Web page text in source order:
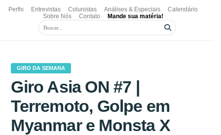
Perfis Entrevistas Colunistas Análises & Especiais
Calendário
Sobre Nós
Contato Mande sua matéria!
GIRO DA SEMANA
Giro Asia ON #7 |
Terremoto, Golpe em
Myanmar e Monsta X